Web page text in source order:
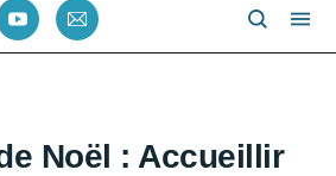
Noël : Accueillir